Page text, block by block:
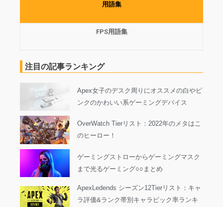
用語集
FPS用語集
注目の記事ランキング
Apex女子のデスク周りにオススメの白やピ
ンクのかわいい系ゲーミングデバイス
OverWatch Tierリスト：2022年のメタはこ
のヒーロー！
ゲーミングストローからゲーミングマスク
まで光るゲーミング○○まとめ
ApexLedends シーズン12Tierリスト：キャ
ラ評価&ランク帯別キャラピック率ランキ